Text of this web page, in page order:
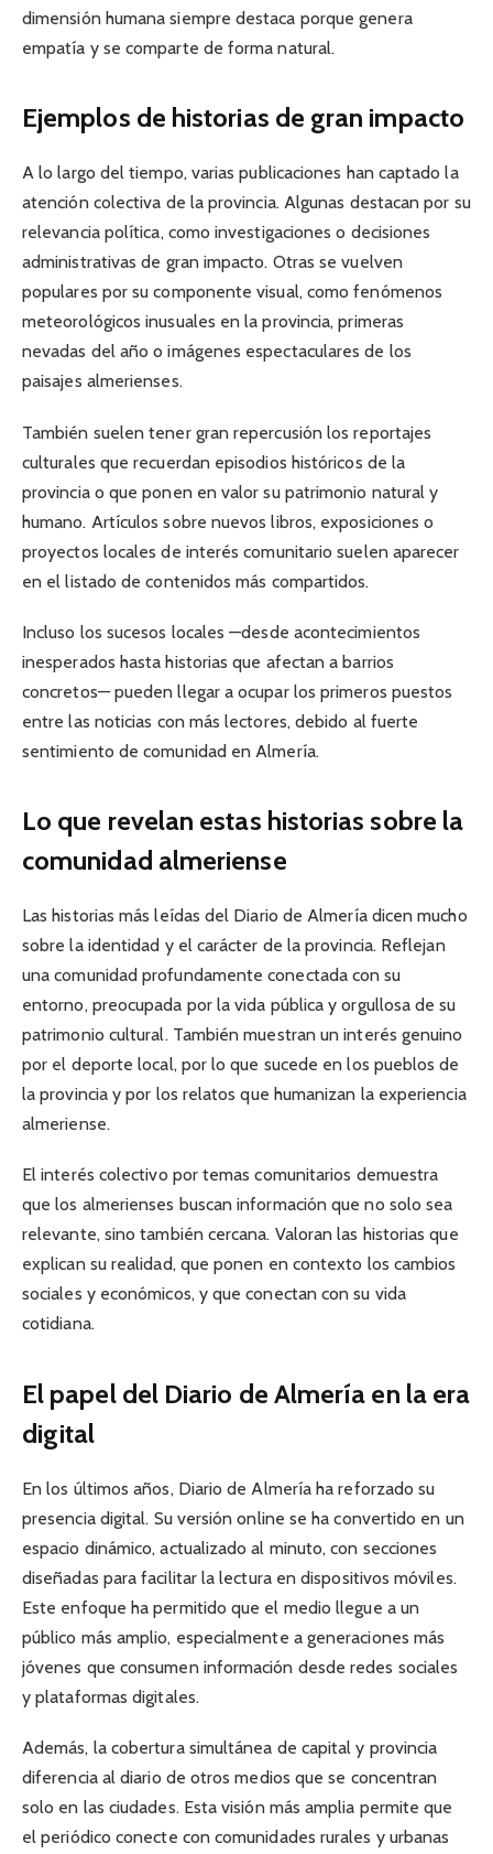
dimensión humana siempre destaca porque genera
empatía y se comparte de forma natural.
Ejemplos de historias de gran impacto
A lo largo del tiempo, varias publicaciones han captado la
atención colectiva de la provincia. Algunas destacan por su
relevancia política, como investigaciones o decisiones
administrativas de gran impacto. Otras se vuelven
populares por su componente visual, como fenómenos
meteorológicos inusuales en la provincia, primeras
nevadas del año o imágenes espectaculares de los
paisajes almerienses.
También suelen tener gran repercusión los reportajes
culturales que recuerdan episodios históricos de la
provincia o que ponen en valor su patrimonio natural y
humano. Artículos sobre nuevos libros, exposiciones o
proyectos locales de interés comunitario suelen aparecer
en el listado de contenidos más compartidos.
Incluso los sucesos locales —desde acontecimientos
inesperados hasta historias que afectan a barrios
concretos— pueden llegar a ocupar los primeros puestos
entre las noticias con más lectores, debido al fuerte
sentimiento de comunidad en Almería.
Lo que revelan estas historias sobre la
comunidad almeriense
Las historias más leídas del Diario de Almería dicen mucho
sobre la identidad y el carácter de la provincia. Reflejan
una comunidad profundamente conectada con su
entorno, preocupada por la vida pública y orgullosa de su
patrimonio cultural. También muestran un interés genuino
por el deporte local, por lo que sucede en los pueblos de
la provincia y por los relatos que humanizan la experiencia
almeriense.
El interés colectivo por temas comunitarios demuestra
que los almerienses buscan información que no solo sea
relevante, sino también cercana. Valoran las historias que
explican su realidad, que ponen en contexto los cambios
sociales y económicos, y que conectan con su vida
cotidiana.
El papel del Diario de Almería en la era
digital
En los últimos años, Diario de Almería ha reforzado su
presencia digital. Su versión online se ha convertido en un
espacio dinámico, actualizado al minuto, con secciones
diseñadas para facilitar la lectura en dispositivos móviles.
Este enfoque ha permitido que el medio llegue a un
público más amplio, especialmente a generaciones más
jóvenes que consumen información desde redes sociales
y plataformas digitales.
Además, la cobertura simultánea de capital y provincia
diferencia al diario de otros medios que se concentran
solo en las ciudades. Esta visión más amplia permite que
el periódico conecte con comunidades rurales y urbanas